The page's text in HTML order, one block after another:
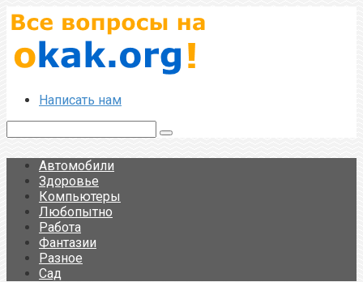
Перейти
к
контенту
Написать нам
Автомобили
Здоровье
Компьютеры
Любопытно
Работа
Фантазии
Разное
Сад